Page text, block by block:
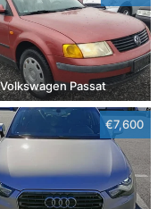
Passat
€7,600